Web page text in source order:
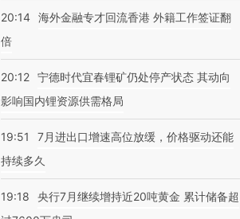
20:14 海外金融专才回流香港 外籍工作签证翻
倍
20:12 宁德时代宜春锂矿仍处停产状态 其动向
影响国内锂资源供需格局
19:51
7月进出口增速高位放缓，价格驱动还能
持续多久
19:18
央行7月继续增持近20吨黄金 累计储备超